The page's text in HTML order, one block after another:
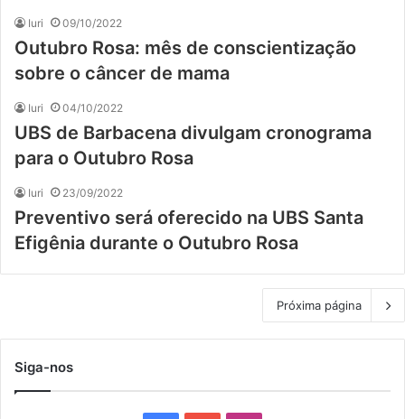
Iuri 09/10/2022
Outubro Rosa: mês de conscientização
sobre o câncer de mama
Iuri 04/10/2022
UBS de Barbacena divulgam cronograma
para o Outubro Rosa
Iuri 23/09/2022
Preventivo será oferecido na UBS Santa
Efigênia durante o Outubro Rosa
Próxima página
Siga-nos